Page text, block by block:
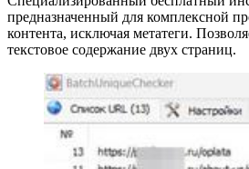
предназначенный для комплексной
контента, исключая метатеги.
текстовое содержание двух страниц.